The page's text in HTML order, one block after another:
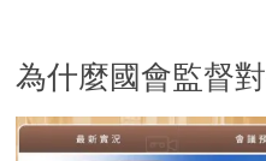
為什麼國會監督